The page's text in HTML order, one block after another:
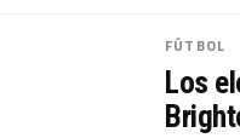
FÚTBOL
Los